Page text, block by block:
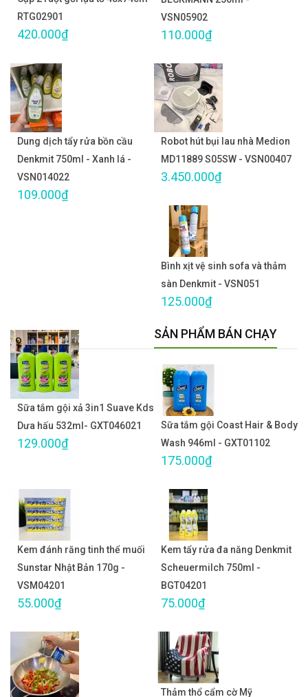
RTG02901
420.000₫
VSN05902
110.000₫
Dung dịch tẩy rửa bồn cầu
Denkmit 750ml - Xanh lá -
VSN014022
109.000₫
Robot hút bụi lau nhà Medion
MD11889 S05SW - VSN00407
3.450.000₫
Bình xịt vệ sinh sofa và thảm
sàn Denkmit - VSN051
125.000₫
Sữa tắm gội xả 3in1 Suave Kds
Dưa hấu 532ml- GXT046021
129.000₫
SẢN PHẨM BÁN CHẠY
Sữa tắm gội Coast Hair & Body
Wash 946ml - GXT01102
175.000₫
Kem đánh răng tinh thể muối
Sunstar Nhật Bản 170g -
VSM04201
55.000₫
Kem tẩy rửa đa năng Denkmit
Scheuermilch 750ml -
BGT04201
75.000₫
Thảm thổ cẩm cờ Mỹ